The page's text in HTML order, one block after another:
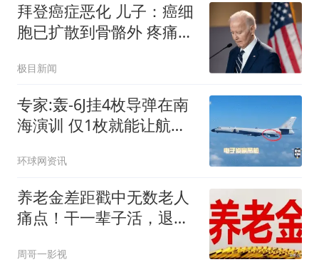
拜登癌症恶化 儿子：癌细
胞已扩散到骨骼外 疼痛难
极目新闻
专家:轰-6J挂4枚导弹在南
海演训 仅1枚就能让航母
环球网资讯
养老金差距戳中无数老人
痛点！干一辈子活，退休
周哥一影视